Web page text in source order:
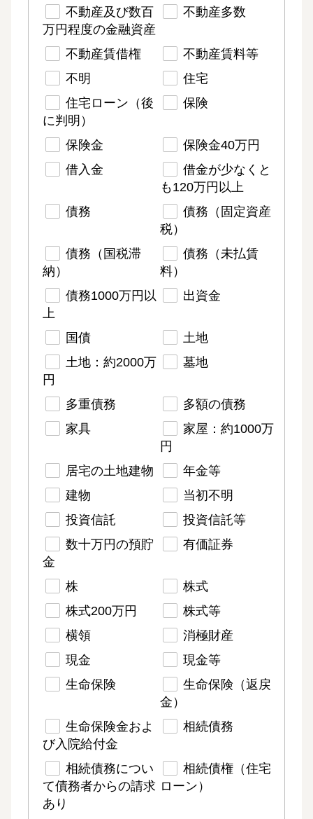
不動産及び数百
万円程度の金融資産
不動産多数
不動産賃借権
不動産賃料等
不明
住宅
住宅ローン（後
に判明）
保険
保険金
保険金40万円
借入金
借金が少なくと
も120万円以上
債務
債務（固定資産
税）
債務（国税滞
納）
債務（未払賃
料）
債務1000万円以
上
出資金
国債
土地
土地：約2000万
円
墓地
多重債務
多額の債務
家具
家屋：約1000万
円
居宅の土地建物
年金等
建物
当初不明
投資信託
投資信託等
数十万円の預貯
金
有価証券
株
株式
株式200万円
株式等
横領
消極財産
現金
現金等
生命保険
生命保険（返戻
金）
生命保険金およ
び入院給付金
相続債務
相続債務につい
て債務者からの請求
あり
相続債権（住宅
ローン）